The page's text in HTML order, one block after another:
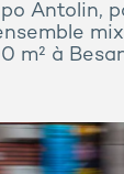
Antolin,
m² à